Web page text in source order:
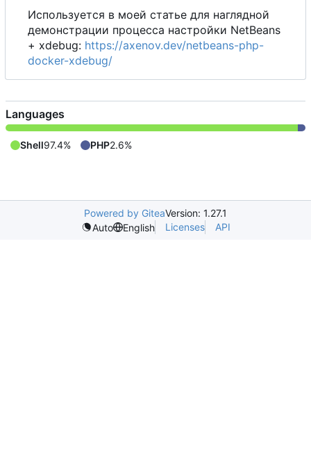
Используется в моей статье для наглядной
демонстрации процесса настройки NetBeans
+ xdebug: https://axenov.dev/netbeans-php-
docker-xdebug/
Languages
Shell97.4% PHP2.6%
Powered by GiteaVersion: 1.27.1
Auto
English Licenses API